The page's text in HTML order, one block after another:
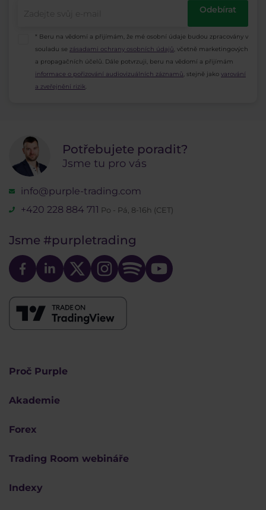
Odebírat
* Beru na vědomí a přijímám, že mé osobní údaje budou zpracovány v
souladu se zásadami ochrany osobních údajů, včetně marketingových
a propagačních účelů. Dále potvrzuji, beru na vědomí a přijímám
informace o pořizování audiovizuálních záznamů, stejně jako varování
a zveřejnění rizik.
Potřebujete poradit?
Jsme tu pro vás
info@purple-trading.com
+420 228 884 711 Po - Pá, 8-16h (CET)
Jsme #purpletrading
Proč Purple
Akademie
Forex
Trading Room webináře
Indexy